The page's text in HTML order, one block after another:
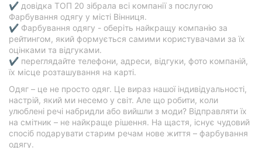
Всі
міста:
Вінниця
Тернопіль
Хмельницький
✔ довідка ТОП 20 зібрала всі компанії з послугою
Фарбування одягу у місті Вінниця.
✔ Фарбування одягу - оберіть найкращу компанію за
рейтингом, який формується самими користувачами за їх
оцінками та відгуками.
✔ переглядайте телефони, адреси, відгуки, фото компаній,
їх місце розташування на карті.
Одяг – це не просто одяг. Це вираз нашої індивідуальності,
настрій, який ми несемо у світ. Але що робити, коли
улюблені речі набридли або вийшли з моди? Відправляти їх
на смітник – не найкраще рішення. На щастя, існує чудовий
спосіб подарувати старим речам нове життя – фарбування
одягу.